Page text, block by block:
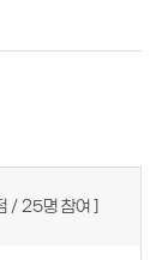
25명 참여